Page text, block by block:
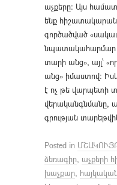
աչքերը։ Այս
ենք
գործածված
նպատակահարմար
տարի անց», այլ՝
անց» իմաստով։
է ոչ թե վարպետի
վերականգնմանը,
գրության
Posted in
ձեռագիր, աչքերի
խաչքար,